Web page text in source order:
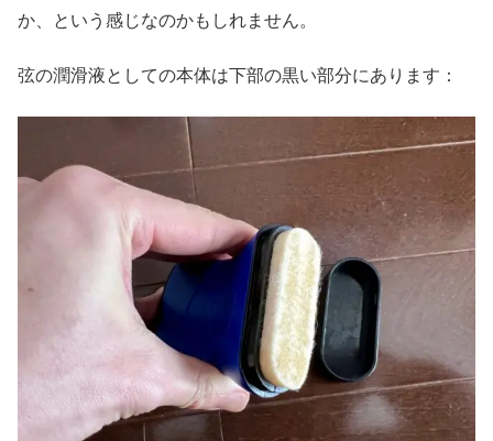
か、という感じなのかもしれません。
弦の潤滑液としての本体は下部の黒い部分にあります：